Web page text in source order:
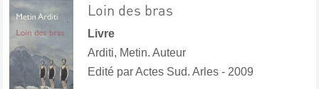
Loin des bras
Livre
Arditi, Metin. Auteur
Edité parActes Sud. Arles - 2009